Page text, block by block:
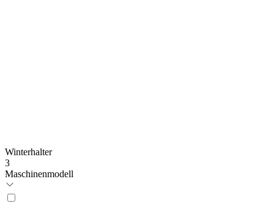
Winterhalter
3
Maschinenmodell